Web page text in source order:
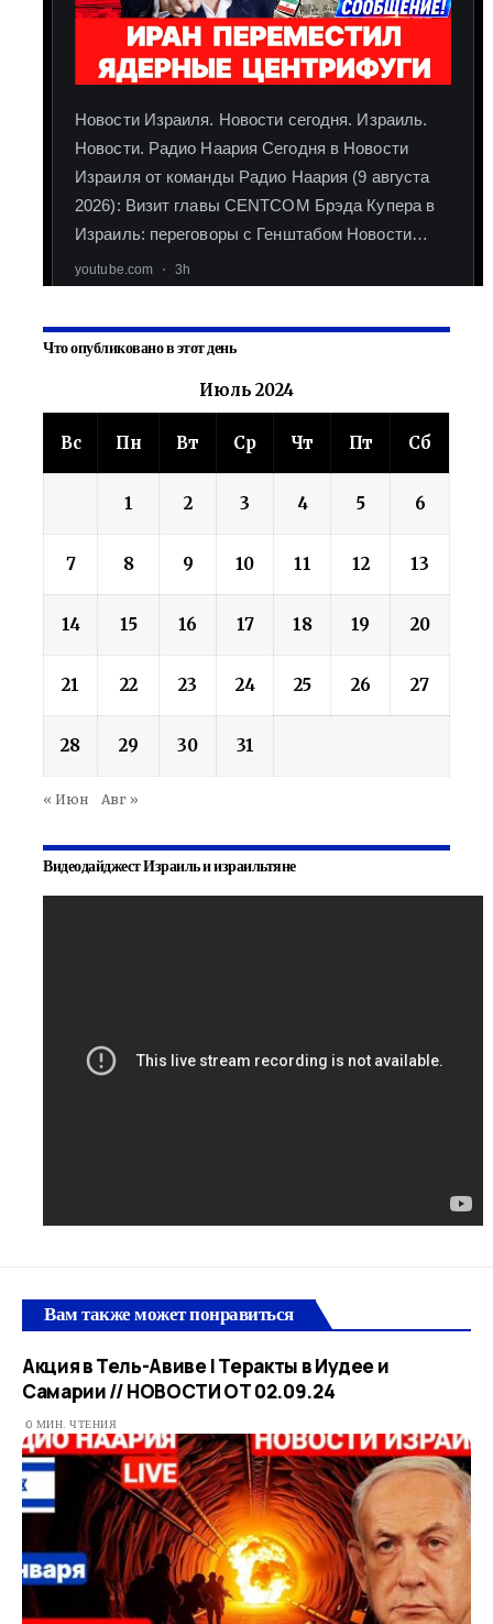
Что опубликовано в этот день
Июль 2024
Вс Пн Вт Ср Чт Пт Сб
1 2 3 4 5 6
7 8 9 10 11 12 13
14 15 16 17 18 19 20
21 22 23 24 25 26 27
28 29 30 31
« Июн Авг »
Видеодайджест Израиль и израильтяне
Вам также может понравиться
Акция в Тель-Авиве | Теракты в Иудее и
Самарии // НОВОСТИ ОТ 02.09.24
0 МИН. ЧТЕНИЯ